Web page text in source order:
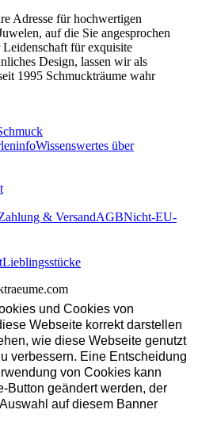
Adresse für hochwertigen
auf die Sie angesprochen
Leidenschaft für exquisite
Design, lassen wir als
1995 Schmuckträume wahr
Wissenswertes über
& VersandAGBNicht-EU-
Lieblingsstücke
und Cookies von
Webseite korrekt darstellen
wie diese Webseite genutzt
verbessern. Eine Entscheidung
von Cookies kann
Button geändert werden, der
auf diesem Banner